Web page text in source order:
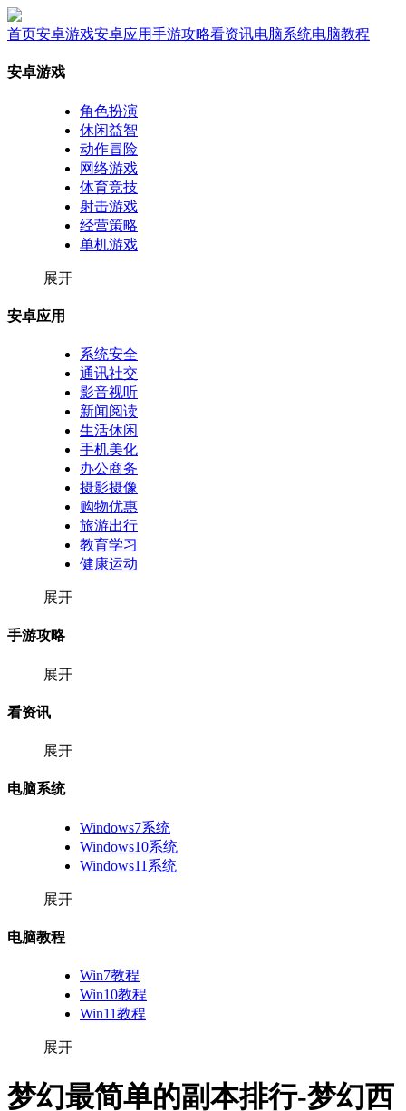
首页安卓游戏安卓应用手游攻略看资讯电脑系统电脑教程
安卓游戏
角色扮演
休闲益智
动作冒险
网络游戏
体育竞技
射击游戏
经营策略
单机游戏
展开
安卓应用
系统安全
通讯社交
影音视听
新闻阅读
生活休闲
手机美化
办公商务
摄影摄像
购物优惠
旅游出行
教育学习
健康运动
展开
手游攻略
展开
看资讯
展开
电脑系统
Windows7系统
Windows10系统
Windows11系统
展开
电脑教程
Win7教程
Win10教程
Win11教程
展开
梦幻最简单的副本排行-梦幻西